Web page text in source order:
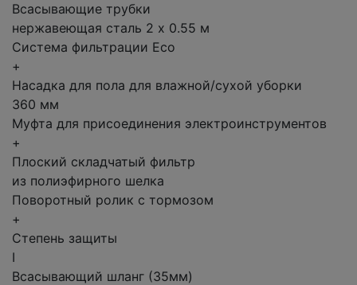
Всасывающие трубки
нержавеющая сталь 2 х 0.55 м
Система фильтрации Eco
+
Насадка для пола для влажной/сухой уборки
360 мм
Муфта для присоединения электроинструментов
+
Плоский складчатый фильтр
из полиэфирного шелка
Поворотный ролик с тормозом
+
Степень защиты
I
Всасывающий шланг (35мм)